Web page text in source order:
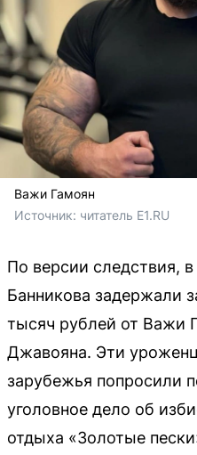
Важи Гамоян
Источник: читатель E1.RU
По версии следствия,
Банникова задержали
тысяч рублей от Важи
Джавояна. Эти
зарубежья попросили
уголовное дело об
отдыха «Золотые